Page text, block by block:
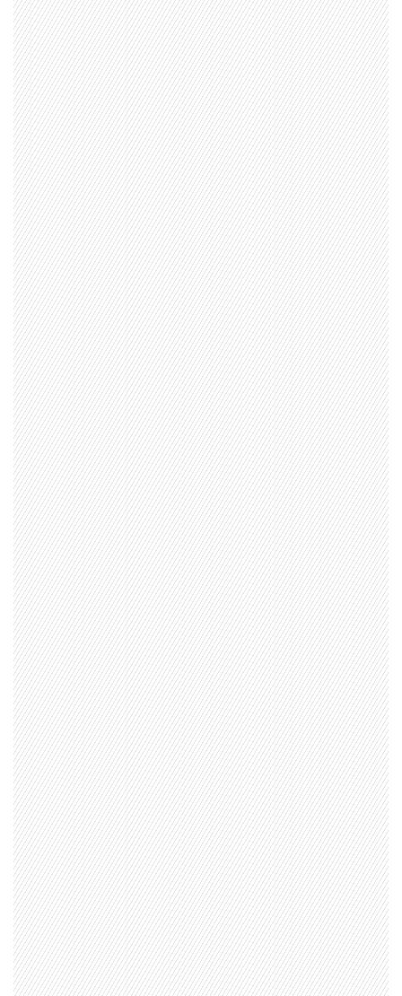
1997 — 2026
© PRISA MEDIA CORP SPA.
Producción musical Cadena Ser, España 2026.
CONTACTO COMERCIAL
Aviso legal
Política de privacidad|Política de Cookies
Configuración de Cookies
Valores Pautas publicitarias Presidenciales 2025